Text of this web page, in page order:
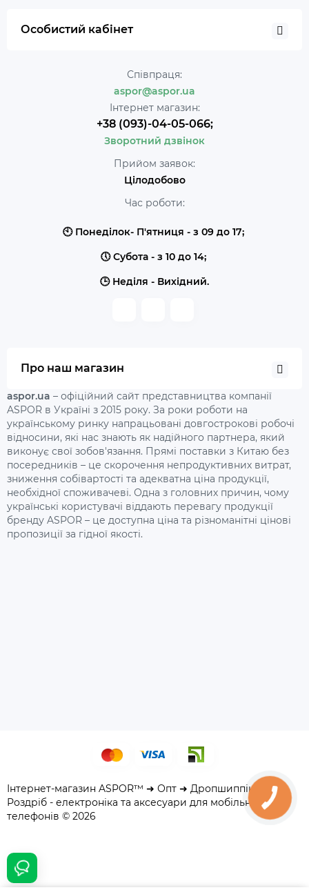
Особистий кабінет
Співпраця:
aspor@aspor.ua
Інтернет магазин:
+38 (093)-04-05-066;
Зворотний дзвінок
Прийом заявок:
Цілодобово
Час роботи:
🕙 Понеділок- П'ятниця - з 09 до 17;
🕔 Субота - з 10 до 14;
🕒 Неділя - Вихідний.
Про наш магазин
aspor.ua – офіційний сайт представництва компанії
ASPOR в Україні з 2015 року. За роки роботи на
українському ринку напрацьовані довгострокові робочі
відносини, які нас знають як надійного партнера, який
виконує свої зобов'язання. Прямі поставки з Китаю без
посередників – це скорочення непродуктивних витрат,
зниження собівартості та адекватна ціна продукції,
необхідної споживачеві. Одна з головних причин, чому
українські користувачі віддають перевагу продукції
бренду ASPOR – це доступна ціна та різноманітні цінові
пропозиції за гідної якості.
Інтернет-магазин ASPOR™ ➜ Опт ➜ Дропшиппінг ➜
Роздріб - електроніка та аксесуари для мобільних
телефонів © 2026